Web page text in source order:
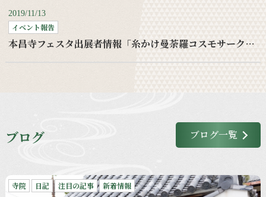
2019/11/13
イベント報告
本昌寺フェスタ出展者情報「糸かけ曼荼羅コスモサークルワークショップ」
ブログ ブログ一覧
寺院 日記 注目の記事 新着情報